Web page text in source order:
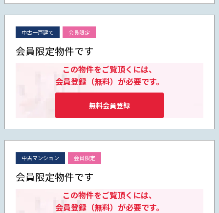
中古一戸建て 会員限定
会員限定物件です
この物件をご覧頂くには、
会員登録（無料）が必要です。
無料会員登録
中古マンション 会員限定
会員限定物件です
この物件をご覧頂くには、
会員登録（無料）が必要です。